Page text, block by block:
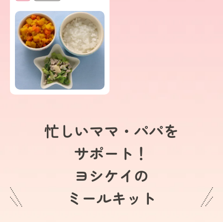
忙しいママ・パパを
サポート！
ヨシケイの
ミールキット